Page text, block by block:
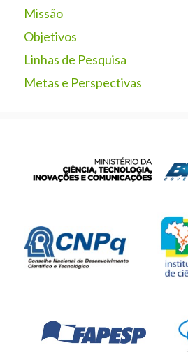
Missão
Objetivos
Linhas de Pesquisa
Metas e Perspectivas